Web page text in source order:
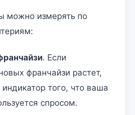
можно измерять по
. Если
франчайзи растет,
того, что ваша
спросом.